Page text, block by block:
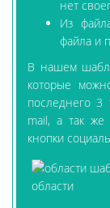
нет
Из
файла и
В нашем
которые
последнего 3
mail, а так же
кнопки